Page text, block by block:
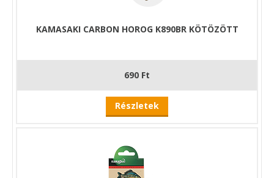
KAMASAKI CARBON HOROG K890BR KÖTÖZÖTT
690 Ft
Részletek